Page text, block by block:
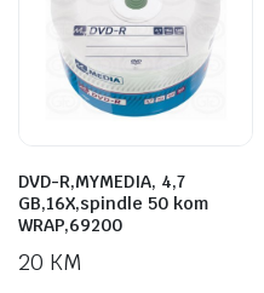
DVD-R,MYMEDIA, 4,7
GB,16X,spindle 50 kom
WRAP,69200
20 KM